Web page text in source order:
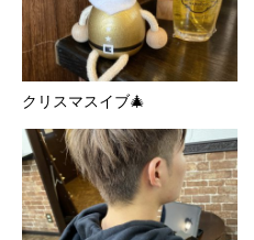
クリスマスイブ🎄